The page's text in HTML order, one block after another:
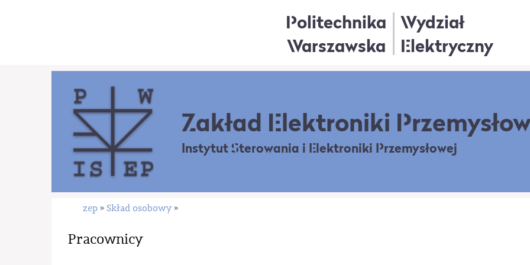
Politechnika
Warszawska
Wydział
Elektryczny
Zakład Elektroniki
Instytut Sterowania i Elektroniki Przemysłowej
zep » Skład osobowy »
Pracownicy